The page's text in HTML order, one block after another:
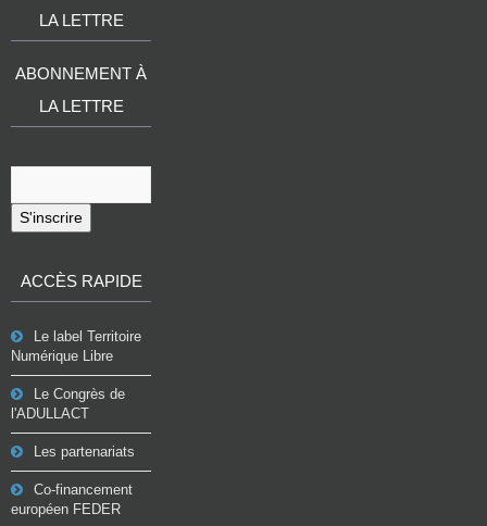
LA LETTRE
ABONNEMENT À
LA LETTRE
S'inscrire
ACCÈS RAPIDE
Le label Territoire
Numérique Libre
Le Congrès de
l'ADULLACT
Les partenariats
Co-financement
européen FEDER